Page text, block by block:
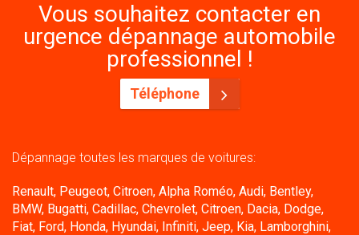
Vous souhaitez contacter en
urgence dépannage automobile
professionnel !
Téléphone
Dépannage toutes les marques de voitures:
Renault, Peugeot, Citroen, Alpha Roméo, Audi, Bentley,
BMW, Bugatti, Cadillac, Chevrolet, Citroen, Dacia, Dodge,
Fiat, Ford, Honda, Hyundai, Infiniti, Jeep, Kia, Lamborghini,